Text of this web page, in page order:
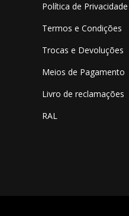
Política de Privacidade
Termos e Condições
Trocas e Devoluções
Meios de Pagamento
Livro de reclamações
RAL